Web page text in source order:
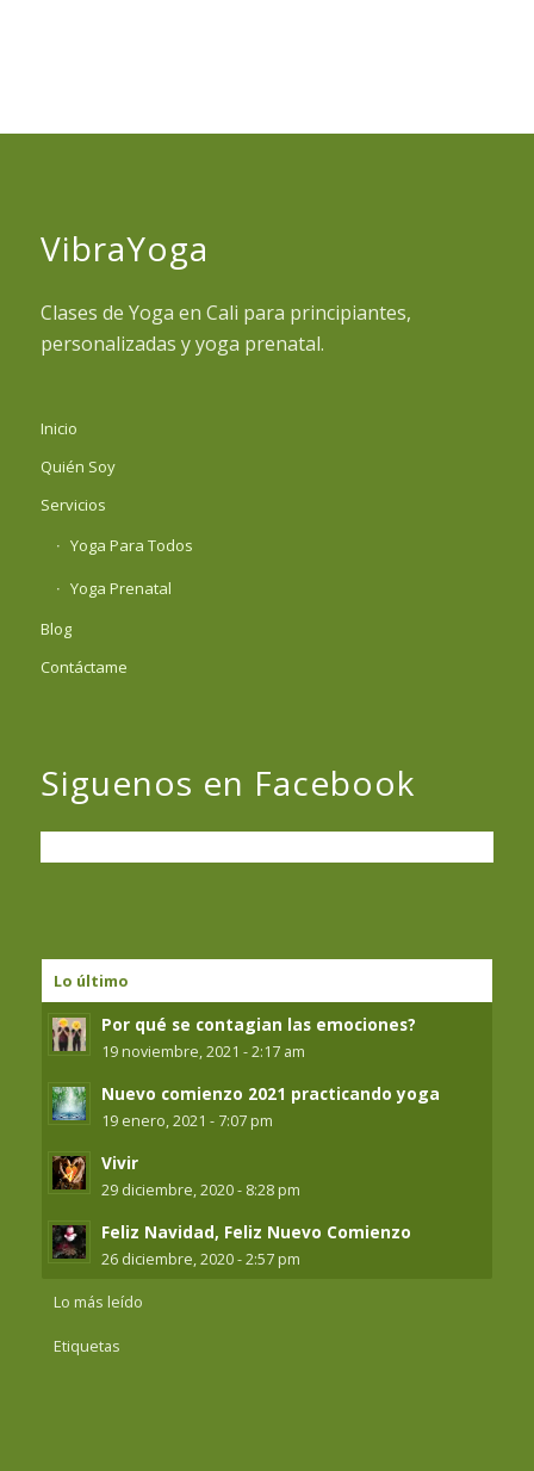
VibraYoga
Clases de Yoga en Cali para principiantes,
personalizadas y yoga prenatal.
Inicio
Quién Soy
Servicios
Yoga Para Todos
Yoga Prenatal
Blog
Contáctame
Siguenos en Facebook
Lo último
Por qué se contagian las emociones?
19 noviembre, 2021 - 2:17 am
Nuevo comienzo 2021 practicando yoga
19 enero, 2021 - 7:07 pm
Vivir
29 diciembre, 2020 - 8:28 pm
Feliz Navidad, Feliz Nuevo Comienzo
26 diciembre, 2020 - 2:57 pm
Lo más leído
Etiquetas